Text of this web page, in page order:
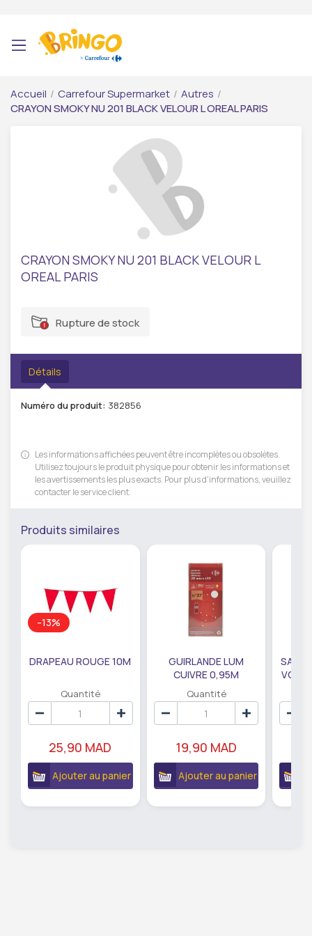
Accueil / Carrefour Supermarket / Autres /
CRAYON SMOKY NU 201 BLACK VELOUR L OREAL PARIS
CRAYON SMOKY NU 201 BLACK VELOUR L
OREAL PARIS
Rupture de stock
Détails
Numéro du produit: 382856
Les informations affichées peuvent être incomplètes ou obsolètes.
Utilisez toujours le produit physique pour obtenir les informations et
les avertissements les plus exacts. Pour plus d'informations, veuillez
contacter le service client.
Produits similaires
-13%
DRAPEAU ROUGE 10M
Quantité
25,90 MAD
Ajouter au panier
GUIRLANDE LUM
CUIVRE 0,95M
DE79207
Quantité
19,90 MAD
Ajouter au panier